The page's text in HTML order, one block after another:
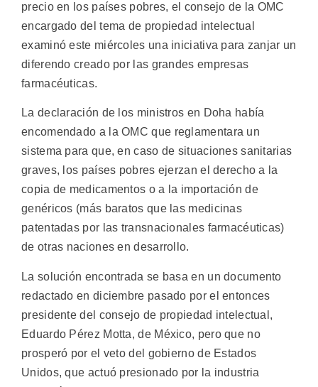
precio en los países pobres, el consejo de la OMC
encargado del tema de propiedad intelectual
examinó este miércoles una iniciativa para zanjar un
diferendo creado por las grandes empresas
farmacéuticas.
La declaración de los ministros en Doha había
encomendado a la OMC que reglamentara un
sistema para que, en caso de situaciones sanitarias
graves, los países pobres ejerzan el derecho a la
copia de medicamentos o a la importación de
genéricos (más baratos que las medicinas
patentadas por las transnacionales farmacéuticas)
de otras naciones en desarrollo.
La solución encontrada se basa en un documento
redactado en diciembre pasado por el entonces
presidente del consejo de propiedad intelectual,
Eduardo Pérez Motta, de México, pero que no
prosperó por el veto del gobierno de Estados
Unidos, que actuó presionado por la industria